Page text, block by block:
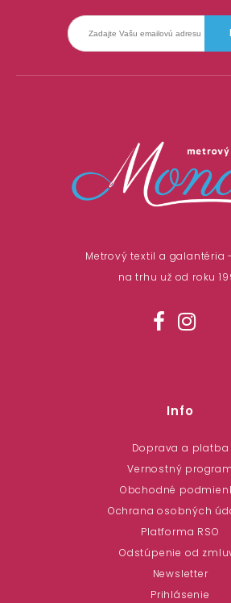
Metrový textil a galantéria -
na trhu už od roku
Info
Doprava a platba
Vernostný program
Obchodné
Ochrana osobných
Platforma RSO
Odstúpenie od
Newsletter
Prihlásenie